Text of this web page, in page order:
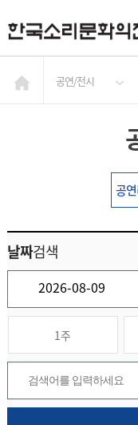
공연/전시
공
날짜검색
1주